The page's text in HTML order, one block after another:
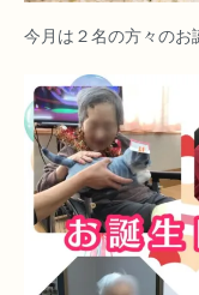
今月は２名の方々のお